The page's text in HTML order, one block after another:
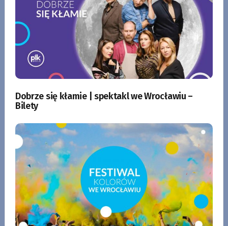
Dobrze się kłamie | spektakl we Wrocławiu –
Bilety